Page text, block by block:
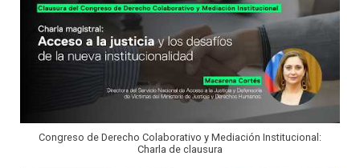
Congreso de Derecho Colaborativo y Mediación Institucional:
Charla de clausura